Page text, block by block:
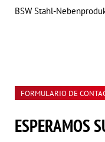
BSW Stahl-
FORMULARIO DE
ESPERAMOS